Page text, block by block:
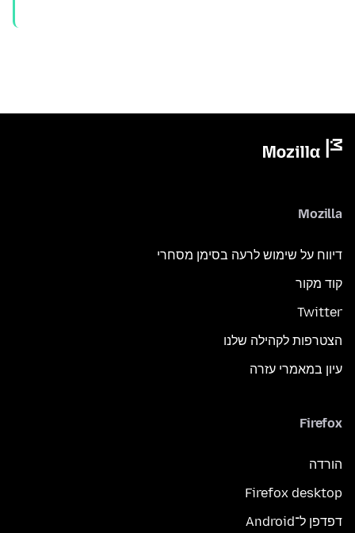
Mozilla
דיווח על שימוש לרעה בסימן מסחרי
קוד מקור
Twitter
הצטרפות לקהילה שלנו
עיון במאמרי עזרה
Firefox
הורדה
Firefox desktop
דפדפן ל־Android